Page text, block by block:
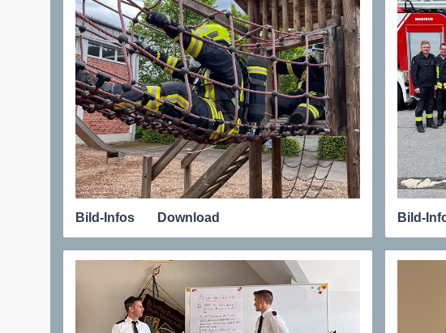
Bild-Infos Download Bild-